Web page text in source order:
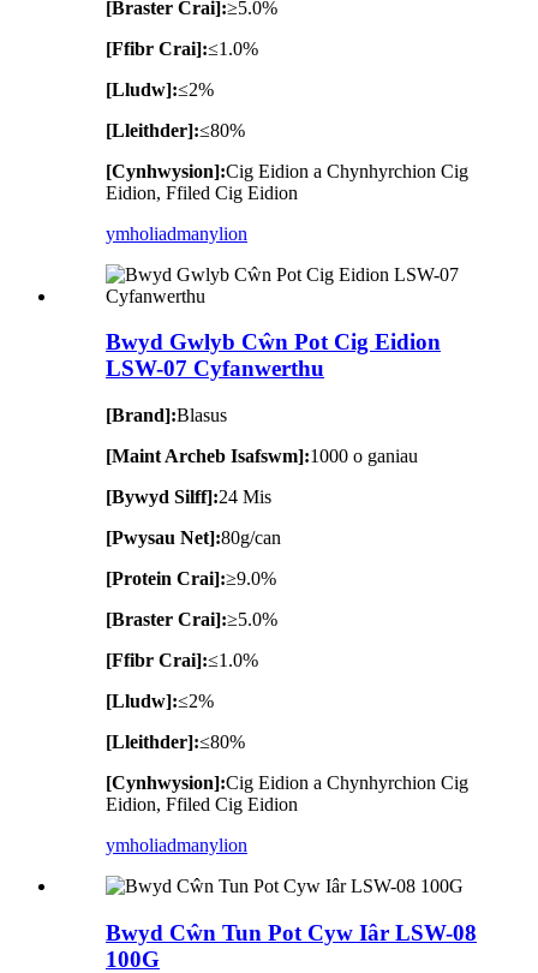
[Braster Crai]:≥5.0%
[Ffibr Crai]:≤1.0%
[Lludw]:≤2%
[Lleithder]:≤80%
[Cynhwysion]:Cig Eidion a Chynhyrchion Cig
Eidion, Ffiled Cig Eidion
ymholiadmanylion
Bwyd Gwlyb Cŵn Pot Cig Eidion
LSW-07 Cyfanwerthu
[Brand]:Blasus
[Maint Archeb Isafswm]:1000 o ganiau
[Bywyd Silff]:24 Mis
[Pwysau Net]:80g/can
[Protein Crai]:≥9.0%
[Braster Crai]:≥5.0%
[Ffibr Crai]:≤1.0%
[Lludw]:≤2%
[Lleithder]:≤80%
[Cynhwysion]:Cig Eidion a Chynhyrchion Cig
Eidion, Ffiled Cig Eidion
ymholiadmanylion
Bwyd Cŵn Tun Pot Cyw Iâr LSW-08
100G